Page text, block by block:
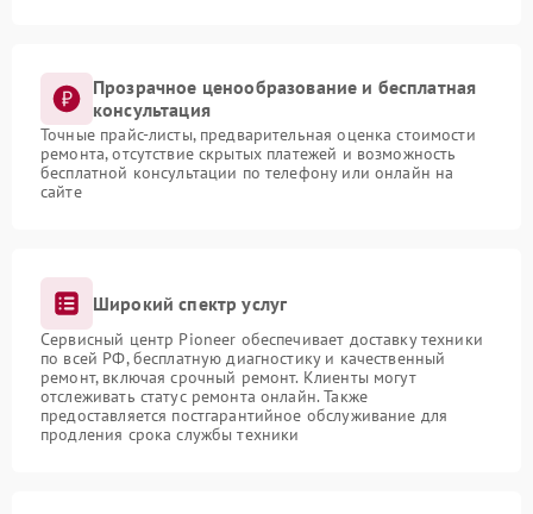
Прозрачное ценообразование и бесплатная
консультация
Точные прайс-листы, предварительная оценка стоимости
ремонта, отсутствие скрытых платежей и возможность
бесплатной консультации по телефону или онлайн на
сайте
Широкий спектр услуг
Сервисный центр Pioneer обеспечивает доставку техники
по всей РФ, бесплатную диагностику и качественный
ремонт, включая срочный ремонт. Клиенты могут
отслеживать статус ремонта онлайн. Также
предоставляется постгарантийное обслуживание для
продления срока службы техники